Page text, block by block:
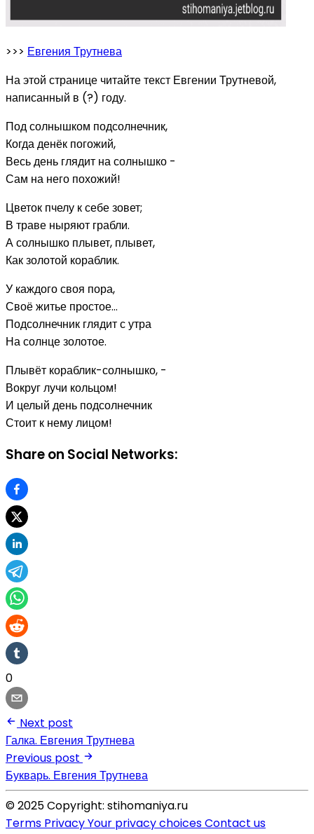
>>> Евгения Трутнева
На этой странице читайте текст Евгении Трутневой,
написанный в (?) году.
Под солнышком подсолнечник,
Когда денёк погожий,
Весь день глядит на солнышко -
Сам на него похожий!
Цветок пчелу к себе зовет;
В траве ныряют грабли.
А солнышко плывет, плывет,
Как золотой кораблик.
У каждого своя пора,
Своё житье простое…
Подсолнечник глядит с утра
На солнце золотое.
Плывёт кораблик-солнышко, -
Вокруг лучи кольцом!
И целый день подсолнечник
Стоит к нему лицом!
Share on Social Networks:
0
Next post
Галка. Евгения Трутнева
Previous post
Букварь. Евгения Трутнева
© 2025 Copyright: stihomaniya.ru
Terms PrivacyYour privacy choicesContact us